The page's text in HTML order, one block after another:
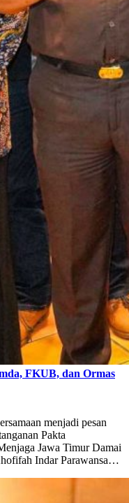
FKUB, dan Ormas
menjadi pesan
Pakta
Jawa Timur Damai
Indar Parawansa…